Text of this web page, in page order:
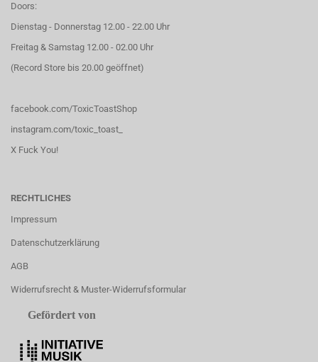
Doors:
Dienstag - Donnerstag 12.00 - 22.00 Uhr
Freitag & Samstag 12.00 - 02.00 Uhr
(Record Store bis 20.00 geöffnet)
facebook.com/ToxicToastShop
instagram.com/toxic_toast_
X Fuck You!
RECHTLICHES
Impressum
Datenschutzerklärung
AGB
Widerrufsrecht & Muster-Widerrufsformular
Gefördert von